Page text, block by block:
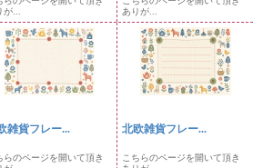
が...
ありが...
雑貨フレー...
らのページを開いて頂き
北欧雑貨フレー...
こちらのページを開いて頂き